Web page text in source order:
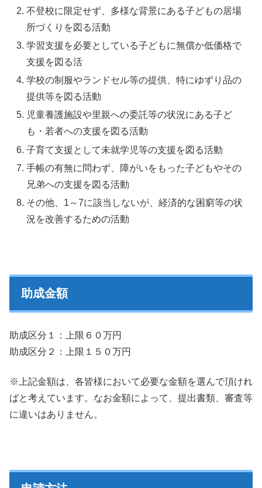
不登校に限定せず、多様な背景にある子どもの居場
所づくりを図る活動
学習支援を必要としている子どもに無償か低価格で
支援を図る活
学校の制服やランドセル等の提供、特にゆずり品の
提供等を図る活動
児童養護施設や里親への委託等の状況にある子ど
も・若者への支援を図る活動
子育て支援として未就学児等の支援を図る活動
手帳の有無に問わず、障がいをもった子どもやその
兄弟への支援を図る活動
その他、1～7に該当しないが、経済的な困窮等の状
況を改善するための活動
助成金額
助成区分１：上限６０万円
助成区分２：上限１５０万円
※上記金額は、各皆様において必要な金額を選んで頂けれ
ばと考えています。なお金額によって、提出書類、審査等
に違いはありません。